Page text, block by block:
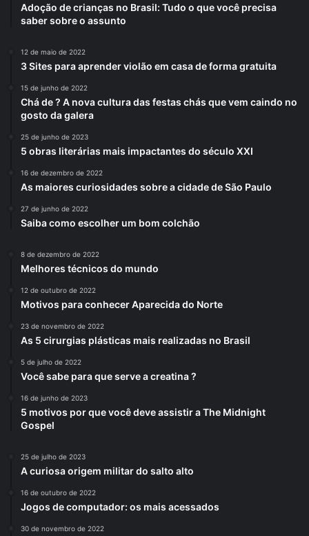
Adoção de crianças no Brasil: Tudo o que você precisa
saber sobre o assunto
12 de maio de 2022
3 Sites para aprender violão em casa de forma gratuita
15 de junho de 2022
Chá de ? A nova cultura das festas chás que vem caindo no
gosto da galera
25 de junho de 2023
5 obras literárias mais impactantes do século XXI
16 de dezembro de 2022
As maiores curiosidades sobre a cidade de São Paulo
27 de junho de 2022
Saiba como escolher um bom colchão
8 de dezembro de 2022
Melhores técnicos do mundo
12 de outubro de 2022
Motivos para conhecer Aparecida do Norte
23 de novembro de 2022
As 5 cirurgias plásticas mais realizadas no Brasil
5 de julho de 2022
Você sabe para que serve a creatina ?
16 de junho de 2023
5 motivos por que você deve assistir a The Midnight
Gospel
25 de julho de 2023
A curiosa origem militar do salto alto
16 de outubro de 2022
Jogos de computador: os mais acessados
30 de novembro de 2022